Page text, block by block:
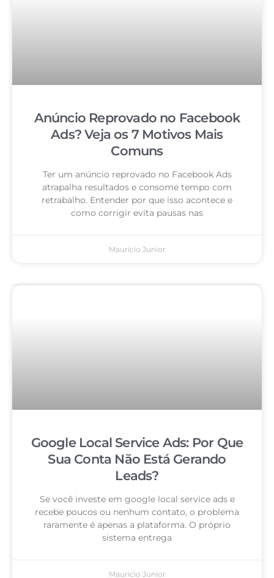
Anúncio Reprovado no Facebook
Ads? Veja os 7 Motivos Mais
Comuns
Ter um anúncio reprovado no Facebook Ads
atrapalha resultados e consome tempo com
retrabalho. Entender por que isso acontece e
como corrigir evita pausas nas
Mauricio Junior
Google Local Service Ads: Por Que
Sua Conta Não Está Gerando
Leads?
Se você investe em google local service ads e
recebe poucos ou nenhum contato, o problema
raramente é apenas a plataforma. O próprio
sistema entrega
Mauricio Junior